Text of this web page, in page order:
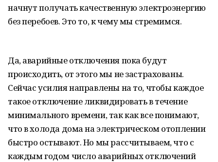
начнут получать качественную электроэнергию
без перебоев. Это то, к чему мы стремимся.
Да, аварийные отключения пока будут
происходить, от этого мы не застрахованы.
Сейчас усилия направлены на то, чтобы каждое
такое отключение ликвидировать в течение
минимального времени, так как все понимают,
что в холода дома на электрическом отоплении
быстро остывают. Но мы рассчитываем, что с
каждым годом число аварийных отключений